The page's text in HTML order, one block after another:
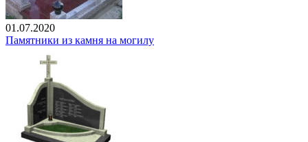
01.07.2020
Памятники из камня на могилу